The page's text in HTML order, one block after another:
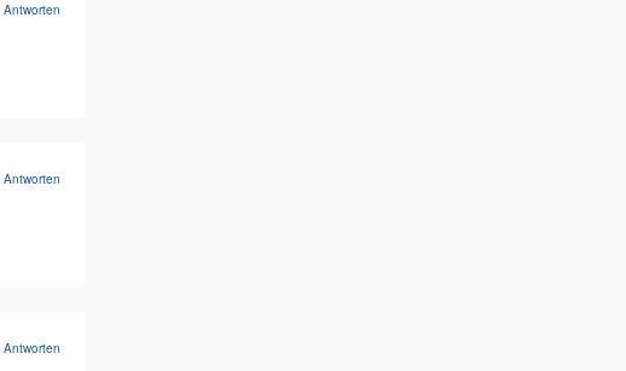
Antworten
Antworten
Antworten